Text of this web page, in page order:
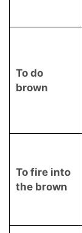
To do
brown
To fire into
the brown